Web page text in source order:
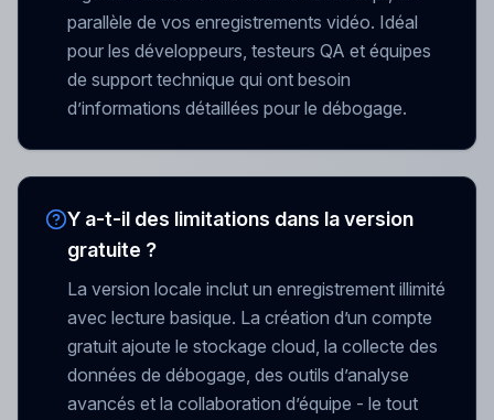
parallèle de vos enregistrements vidéo. Idéal
pour les développeurs, testeurs QA et équipes
de support technique qui ont besoin
d’informations détaillées pour le débogage.
Y a-t-il des limitations dans la version
gratuite ?
La version locale inclut un enregistrement illimité
avec lecture basique. La création d’un compte
gratuit ajoute le stockage cloud, la collecte des
données de débogage, des outils d’analyse
avancés et la collaboration d’équipe - le tout